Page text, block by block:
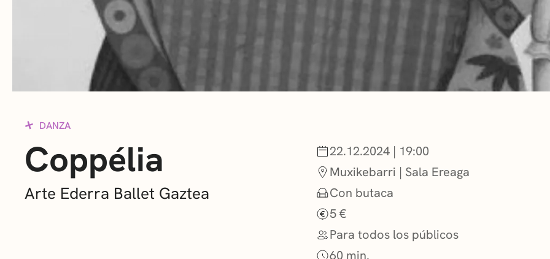
NOTICIAS
GETXO
ASOCIACIONES
DANZA
Coppélia
Arte Ederra Ballet Gaztea
22.12.2024 | 19:00
Muxikebarri | Sala Ereaga
Con butaca
5 €
Para todos los públicos
60 min.